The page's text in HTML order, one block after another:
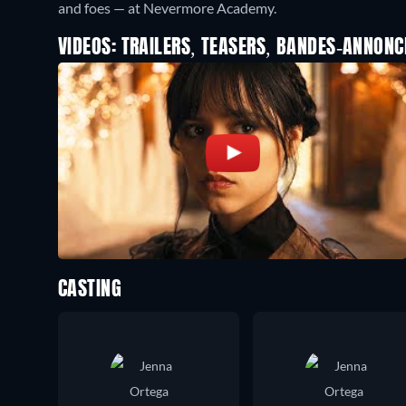
and foes — at Nevermore Academy.
VIDEOS: TRAILERS, TEASERS, BANDES-
CASTING